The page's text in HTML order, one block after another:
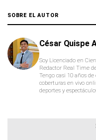
SOBRE EL AUTOR
César Quispe
Soy Licenciado en
Redactor Real Time
Tengo casi 10 años
coberturas en vivo
deportes y